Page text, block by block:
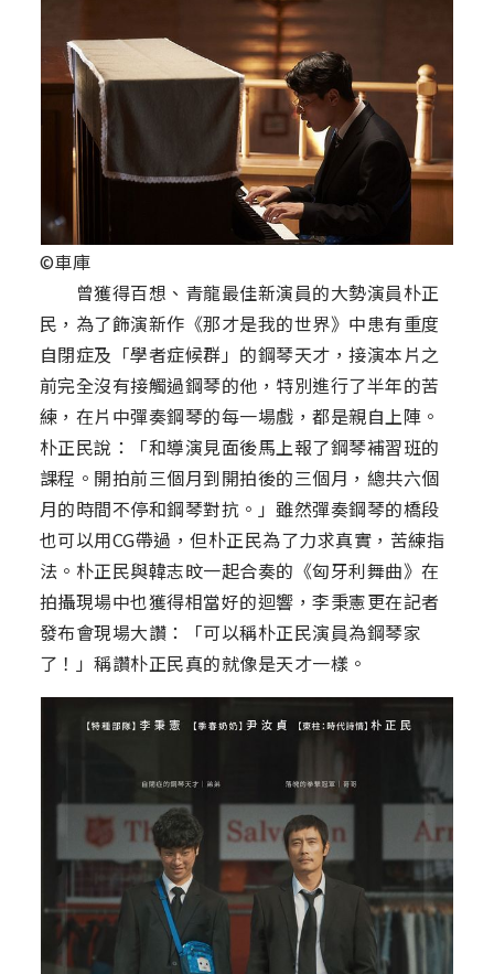
©車庫
曾獲得百想、青龍最佳新演員的大勢演員朴正
民，為了飾演新作《那才是我的世界》中患有重度
自閉症及「學者症候群」的鋼琴天才，接演本片之
前完全沒有接觸過鋼琴的他，特別進行了半年的苦
練，在片中彈奏鋼琴的每一場戲，都是親自上陣。
朴正民說：「和導演見面後馬上報了鋼琴補習班的
課程。開拍前三個月到開拍後的三個月，總共六個
月的時間不停和鋼琴對抗。」雖然彈奏鋼琴的橋段
也可以用CG帶過，但朴正民為了力求真實，苦練指
法。朴正民與韓志旼一起合奏的《匈牙利舞曲》在
拍攝現場中也獲得相當好的迴響，李秉憲更在記者
發布會現場大讚：「可以稱朴正民演員為鋼琴家
了！」稱讚朴正民真的就像是天才一樣。